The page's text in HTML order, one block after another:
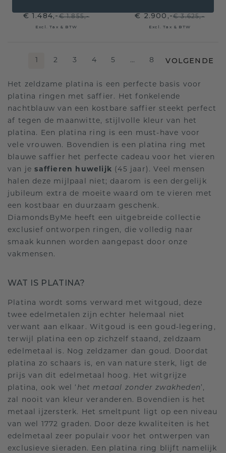
€ 1.484,-€ 1.855,-
Excl. Tax & BTW
€ 2.900,-€ 3.625,-
Excl. Tax & BTW
1 2 3 4 5 … 8 VOLGENDE
Het zeldzame platina is een perfecte basis voor
platina ringen met saffier. Het fonkelende
nachtblauw van een kostbare saffier steekt perfect
af tegen de maanwitte, stijlvolle kleur van het
platina. Een platina ring is een must-have voor
vele vrouwen. Bovendien is een platina ring met
blauwe saffier het perfecte cadeau voor het vieren
van jesaffieren huwelijk (45 jaar). Veel mensen
halen deze mijlpaal niet; daarom is een dergelijk
jubileum extra de moeite waard om te vieren met
een kostbaar en duurzaam geschenk.
DiamondsByMe heeft een uitgebreide collectie
exclusief ontworpen ringen, die volledig naar
smaak kunnen worden aangepast door onze
vakmensen.
WAT IS PLATINA?
Platina wordt soms verward met witgoud, deze
twee edelmetalen zijn echter helemaal niet
verwant aan elkaar. Witgoud is een goud-legering,
terwijl platina een op zichzelf staand, zeldzaam
edelmetaal is. Nog zeldzamer dan goud. Doordat
platina zo schaars is, en van nature sterk, ligt de
prijs van dit edelmetaal hoog. Het witgrijze
platina, ook wel ‘ het metaal zonder zwakheden’,
zal nooit van kleur veranderen. Bovendien is het
metaal ijzersterk. Het smeltpunt ligt op een niveau
van wel 1772 graden. Door deze kwaliteiten is het
edelmetaal zeer populair voor het ontwerpen van
exclusieve sieraden. Een platina ring blijft namelijk